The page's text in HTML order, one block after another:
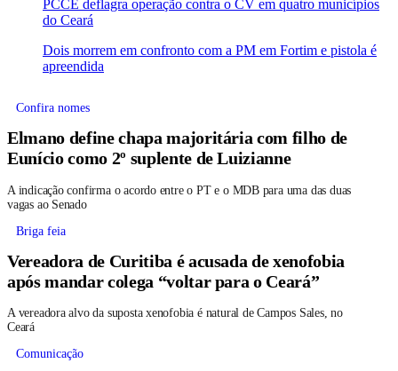
do Ceará
Dois morrem em confronto com a PM em Fortim e pistola é
apreendida
Confira nomes
Elmano define chapa majoritária com filho de
Eunício como 2º suplente de Luizianne
A indicação confirma o acordo entre o PT e o MDB para uma das duas
vagas ao Senado
Briga feia
Vereadora de Curitiba é acusada de xenofobia
após mandar colega “voltar para o Ceará”
A vereadora alvo da suposta xenofobia é natural de Campos Sales, no
Ceará
Comunicação